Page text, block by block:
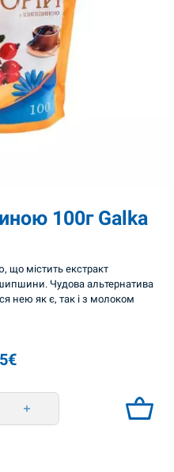
100г Galka
що містить екстракт
Чудова альтернатива
нею як є, так і з молоком
€